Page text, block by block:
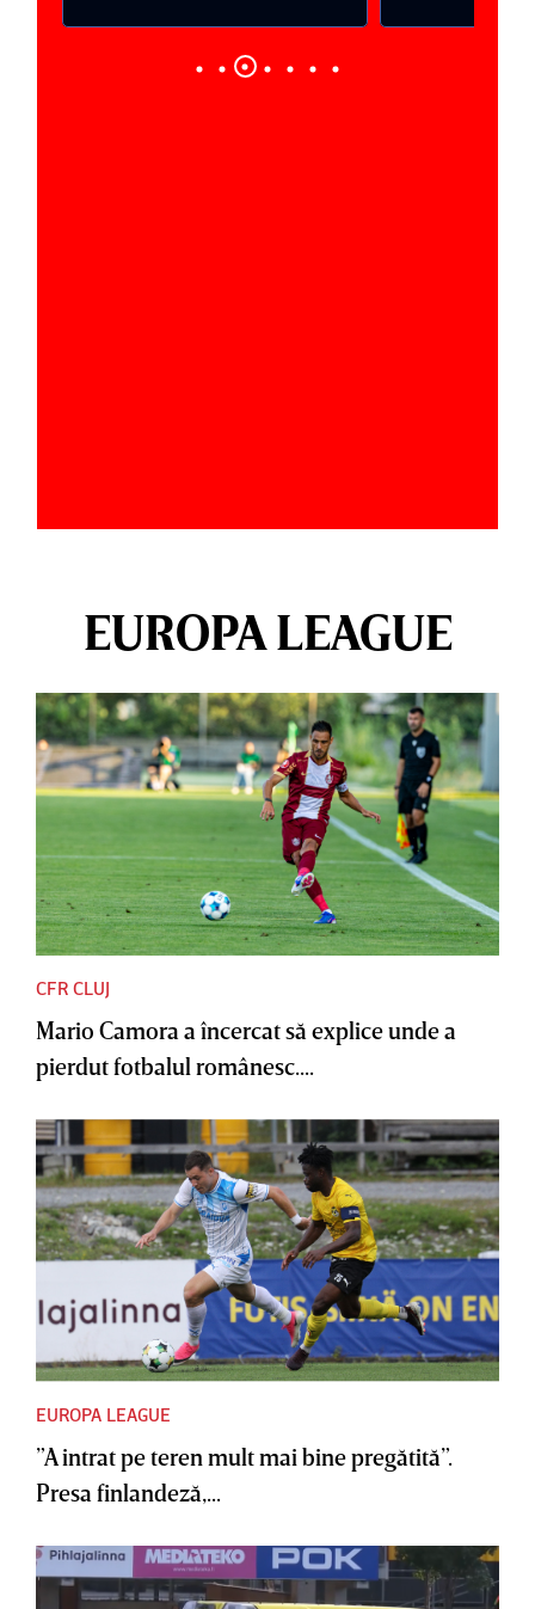
EUROPA LEAGUE
CFR CLUJ
Mario Camora a încercat să explice unde a
pierdut fotbalul românesc....
EUROPA LEAGUE
”A intrat pe teren mult mai bine pregătită”.
Presa finlandeză,...